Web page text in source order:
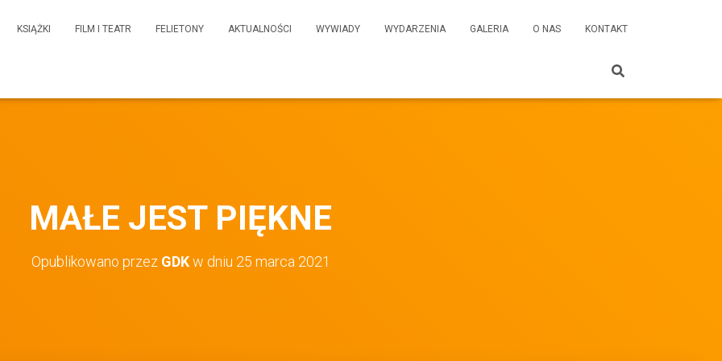
KSIĄŻKI FILM I TEATR FELIETONY AKTUALNOŚCI WYWIADY WYDARZENIA GALERIA O NAS KONTAKT
MAŁE JEST PIĘKNE
Opublikowano przez GDKw dniu 25 marca 2021